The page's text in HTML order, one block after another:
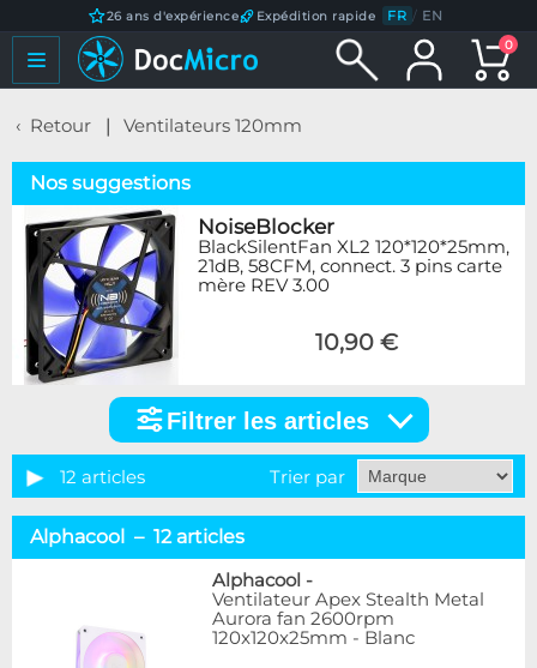
26 ans d'expérience Expédition rapide FR / EN
0
Retour Ventilateurs 120mm
Nos suggestions
NoiseBlocker
BlackSilentFan XL2 120*120*25mm,
21dB, 58CFM, connect. 3 pins carte
mère REV 3.00
10,90 €
articles
Marque
Alphacool
3
3
Noctua
4
NoiseBlocker
Filtrer les articles
12 articles Trier par
Alphacool – 12 articles
Alphacool -
Ventilateur Apex Stealth Metal
Aurora fan 2600rpm
120x120x25mm - Blanc